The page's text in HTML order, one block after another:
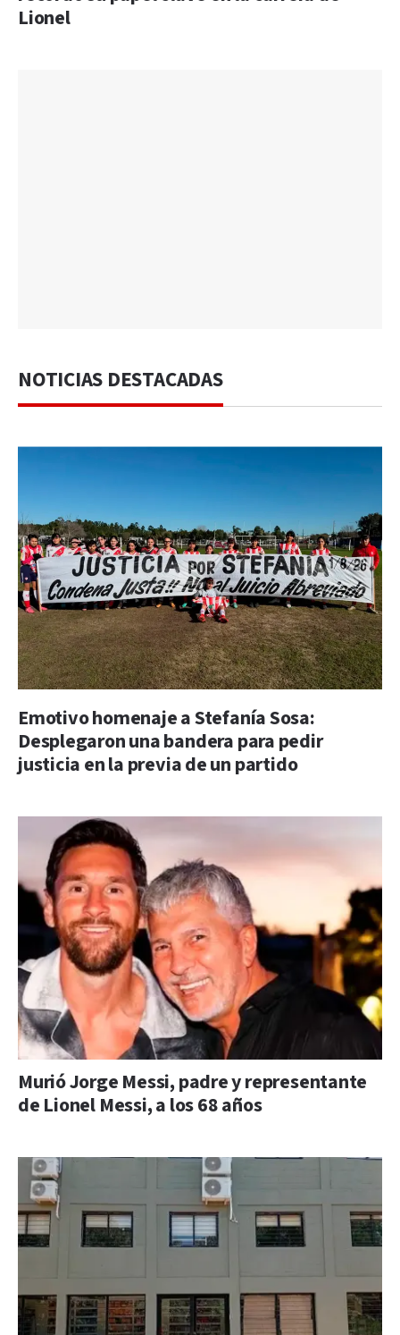
Lionel
NOTICIAS DESTACADAS
Emotivo homenaje a Stefanía Sosa:
Desplegaron una bandera para pedir
justicia en la previa de un partido
Murió Jorge Messi, padre y representante
de Lionel Messi, a los 68 años